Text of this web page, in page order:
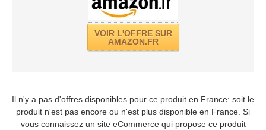
VOIR L'OFFRE SUR
AMAZON.FR
Il n'y a pas d'offres disponibles pour ce produit en France: soit le
produit n'est pas encore ou n'est plus disponible en France. Si
vous connaissez un site eCommerce qui propose ce produit